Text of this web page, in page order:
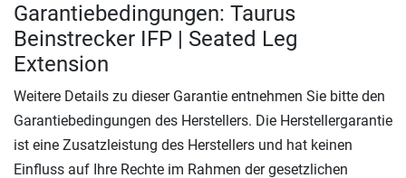
Garantiebedingungen: Taurus
Beinstrecker IFP | Seated Leg
Extension
Weitere Details zu dieser Garantie entnehmen Sie bitte den
Garantiebedingungen des Herstellers. Die Herstellergarantie
ist eine Zusatzleistung des Herstellers und hat keinen
Einfluss auf Ihre Rechte im Rahmen der gesetzlichen